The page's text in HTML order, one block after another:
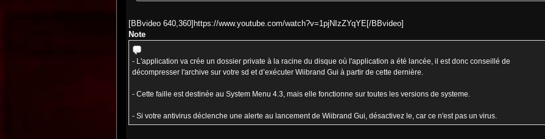
[BBvideo 640,360]https://www.youtube.com/watch?v=1pjNIzZYqYE[/BBvideo]
Note
- L'application va crée un dossier private à la racine du disque où l'application a été lancée, il est donc conseillé de
décompresser l'archive sur votre sd et d’exécuter Wiibrand Gui à partir de cette dernière.
- Cette faille est destinée au System Menu 4.3, mais elle fonctionne sur toutes les versions de systeme.
- Si votre antivirus déclenche une alerte au lancement de Wiibrand Gui, désactivez le, car ce n'est pas un virus.